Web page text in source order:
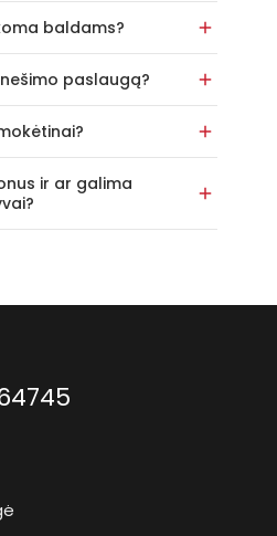
baldams?
paslaugą?
ir ar galima